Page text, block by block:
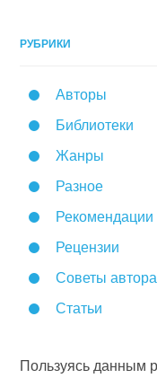
РУБРИКИ
Авторы
Библиотеки
Жанры
Разное
Рекомендации
Рецензии
Советы
Статьи
Пользуясь данным